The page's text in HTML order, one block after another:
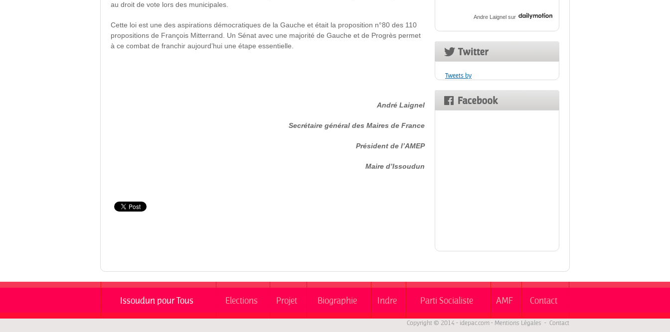
au droit de vote lors des municipales.
Cette loi est une des aspirations démocratiques de la Gauche et était la proposition n°80 des 110
propositions de François Mitterrand. Un Sénat avec une majorité de Gauche et de Progrès permet
à ce combat de franchir aujourd’hui une étape essentielle.
André Laignel
Secrétaire général des Maires de France
Président de l’AMEP
Maire d’Issoudun
Andre Laignel sur
Tweets by
Issoudun pour Tous Elections Projet Biographie Indre Parti Socialiste AMF Contact
Copyright © 2014 - idepac.com- Mentions Légales - Contact